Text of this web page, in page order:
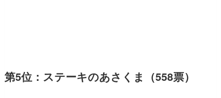
第5位：ステーキのあさくま（558票）